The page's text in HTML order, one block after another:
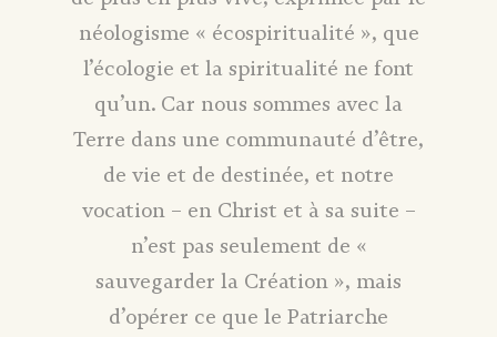
néologisme « écospiritualité », que
l’écologie et la spiritualité ne font
qu’un. Car nous sommes avec la
Terre dans une communauté d’être,
de vie et de destinée, et notre
vocation – en Christ et à sa suite –
n’est pas seulement de «
sauvegarder la Création », mais
d’opérer ce que le Patriarche